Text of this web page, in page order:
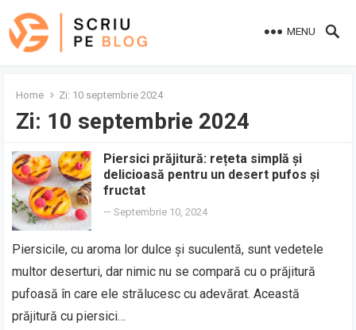
MENU
Home Zi: 10 septembrie 2024
Zi: 10 septembrie 2024
Piersici prăjitură: rețeta simplă și
delicioasă pentru un desert pufos și
fructat
—Septembrie 10, 2024
Piersicile, cu aroma lor dulce și suculentă, sunt vedetele
multor deserturi, dar nimic nu se compară cu o prăjitură
pufoasă în care ele strălucesc cu adevărat. Această
prăjitură cu piersici…